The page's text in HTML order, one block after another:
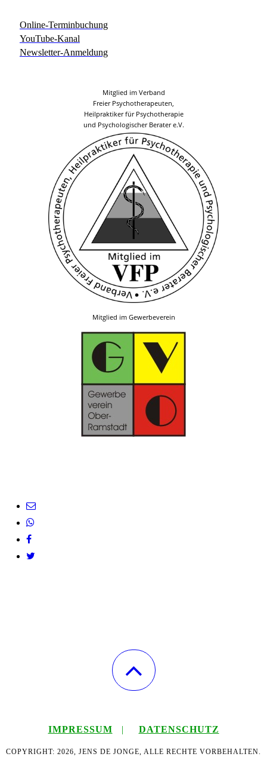
Online-Terminbuchung
YouTube-Kanal
Newsletter-Anmeldung
Mitglied im Verband
Freier Psychotherapeuten,
Heilpraktiker für Psychotherapie
und Psychologischer Berater e.V.
Mitglied im Gewerbeverein
IMPRESSUM | DATENSCHUTZ
COPYRIGHT: 2026, JENS DE JONGE, ALLE RECHTE VORBEHALTEN.